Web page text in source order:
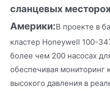
сланцевых
Америки:В проекте в
кластер Honeywell 100-
более чем 200 насосах
обеспечивая мониторинг
высокого давления в